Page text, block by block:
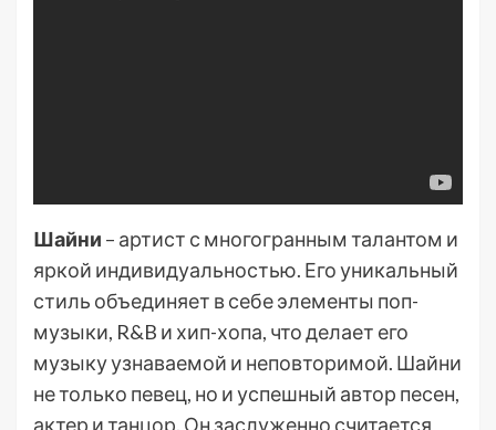
Шайни – артист с многогранным талантом и
яркой индивидуальностью. Его уникальный
стиль объединяет в себе элементы поп-
музыки, R&B и хип-хопа, что делает его
музыку узнаваемой и неповторимой. Шайни
не только певец, но и успешный автор песен,
актер и танцор. Он заслуженно считается